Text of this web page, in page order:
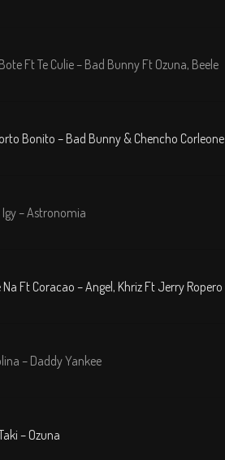
Ft Te Culie – Bad Bunny Ft Ozuna, Beele
Bonito – Bad Bunny & Chencho Corleone
– Astronomia
Ft Coracao – Angel, Khriz Ft Jerry Ropero
– Daddy Yankee
– Ozuna